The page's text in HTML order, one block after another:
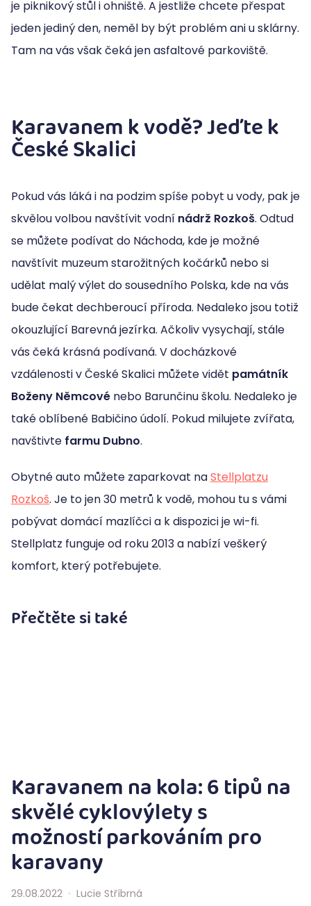
je piknikový stůl i ohniště. A jestliže chcete přespat
jeden jediný den, neměl by být problém ani u sklárny.
Tam na vás však čeká jen asfaltové parkoviště.
Karavanem k vodě? Jeďte k
České Skalici
Pokud vás láká i na podzim spíše pobyt u vody, pak je
skvělou volbou navštívit vodní nádrž Rozkoš. Odtud
se můžete podívat do Náchoda, kde je možné
navštívit muzeum starožitných kočárků nebo si
udělat malý výlet do sousedního Polska, kde na vás
bude čekat dechberoucí příroda. Nedaleko jsou totiž
okouzlující Barevná jezírka. Ačkoliv vysychají, stále
vás čeká krásná podívaná. V docházkové
vzdálenosti v České Skalici můžete vidět památník
Boženy Němcové nebo Barunčinu školu. Nedaleko je
také oblíbené Babičino údolí. Pokud milujete zvířata,
navštivte farmu Dubno.
Obytné auto můžete zaparkovat naStellplatzu
Rozkoš. Je to jen 30 metrů k vodě, mohou tu s vámi
pobývat domácí mazlíčci a k dispozici je wi-fi.
Stellplatz funguje od roku 2013 a nabízí veškerý
komfort, který potřebujete.
Přečtěte si také
Karavanem na kola: 6 tipů na
skvělé cyklovýlety s
možností parkováním pro
karavany
29.08.2022 Lucie Stříbrná